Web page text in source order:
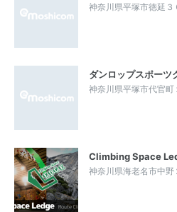
神奈川県平塚市徳延３
ダンロップスポーツ
神奈川県平塚市代官町
Climbing Space
神奈川県海老名市中野